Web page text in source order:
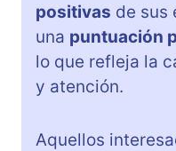
positivas de sus
una puntuación
lo que refleja la
y atención.
Aquellos